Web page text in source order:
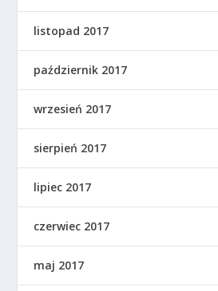
listopad 2017
październik 2017
wrzesień 2017
sierpień 2017
lipiec 2017
czerwiec 2017
maj 2017